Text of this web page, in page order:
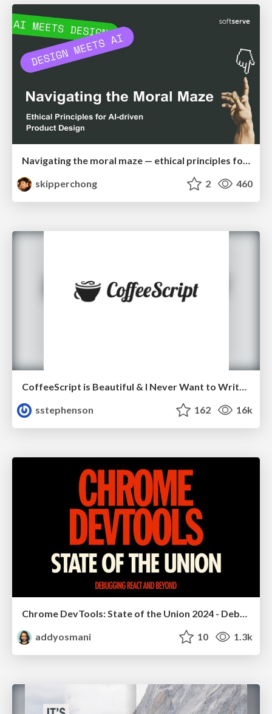
Navigating the moral maze — ethical principles for Al-driven product design
skipperchong
2 460
CoffeeScript is Beautiful & I Never Want to Write Plain JavaScript Again
sstephenson
162 16k
addyosmani
10 1.3k